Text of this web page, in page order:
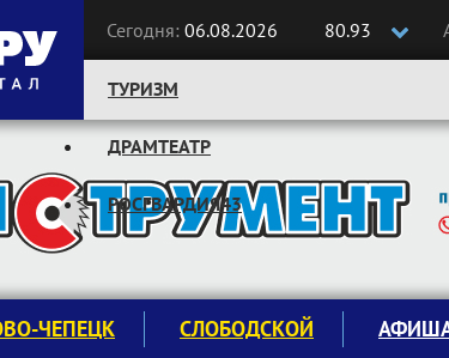
Сегодня: 06.08.2026 80.93
ТУРИЗМ
ДРАМТЕАТР
РОСГВАРДИЯ43
ЧЕПЕЦК СЛОБОДСКОЙ